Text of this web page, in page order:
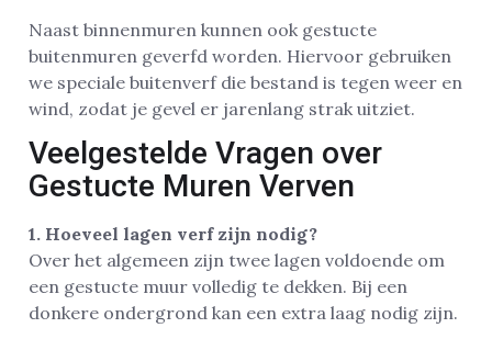
Naast binnenmuren kunnen ook gestucte
buitenmuren geverfd worden. Hiervoor gebruiken
we speciale buitenverf die bestand is tegen weer en
wind, zodat je gevel er jarenlang strak uitziet.
Veelgestelde Vragen over
Gestucte Muren Verven
1. Hoeveel lagen verf zijn nodig?
Over het algemeen zijn twee lagen voldoende om
een gestucte muur volledig te dekken. Bij een
donkere ondergrond kan een extra laag nodig zijn.